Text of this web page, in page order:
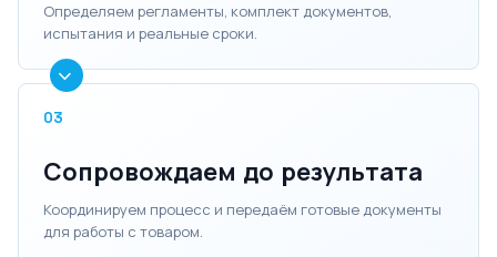
Определяем регламенты, комплект документов,
испытания и реальные сроки.
03
Сопровождаем до результата
Координируем процесс и передаём готовые документы
для работы с товаром.